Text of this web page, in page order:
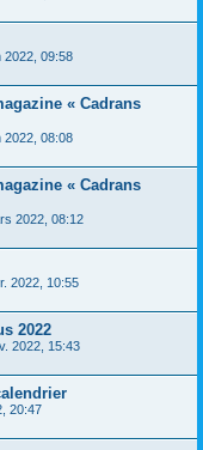
2022, 09:58
« Cadrans
2022, 08:08
« Cadrans
2022, 08:12
2022, 10:55
2022
2022, 15:43
20:47